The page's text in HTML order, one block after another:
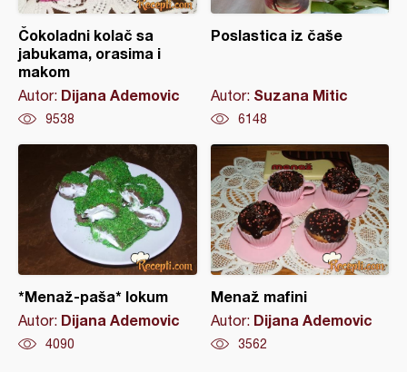
Čokoladni kolač sa
jabukama, orasima i
makom
Autor: Dijana Ademovic
9538
Poslastica iz čaše
Autor: Suzana Mitic
6148
*Menaž-paša* lokum
Autor: Dijana Ademovic
4090
Menaž mafini
Autor: Dijana Ademovic
3562